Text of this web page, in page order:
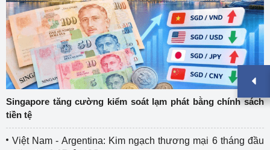
Singapore tăng cường kiểm soát lạm phát bằng chính sách
tiền tệ
Việt Nam - Argentina: Kim ngạch thương mại 6 tháng đầu